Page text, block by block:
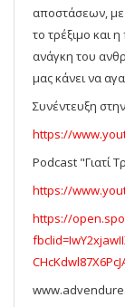
αποστάσεων,
το τρέξιμο και
ανάγκη του
μας κάνει να
Συνέντευξη
https://
Podcast "Γιατί
https://
https://